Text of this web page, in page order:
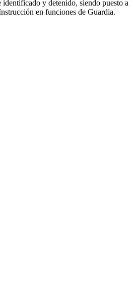
y detenido, siendo puesto a
en funciones de Guardia.